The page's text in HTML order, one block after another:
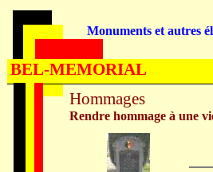
Hommages
Rendre hommage à une
Monuments et autres
BEL-MEMORIAL